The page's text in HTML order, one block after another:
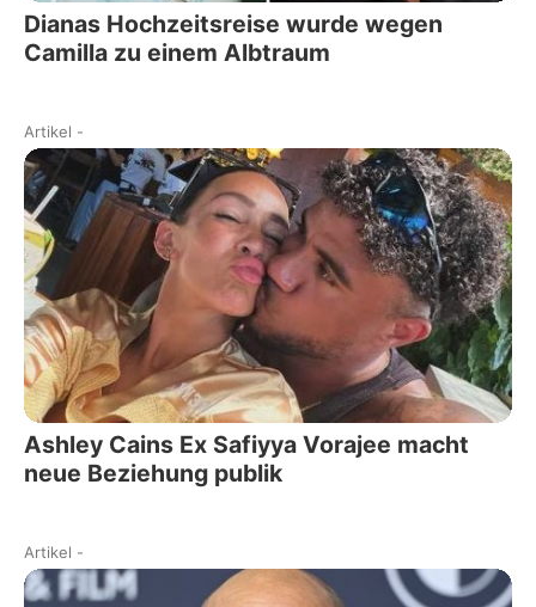
Dianas Hochzeitsreise wurde wegen
Camilla zu einem Albtraum
Artikel -
Ashley Cains Ex Safiyya Vorajee macht
neue Beziehung publik
Artikel -